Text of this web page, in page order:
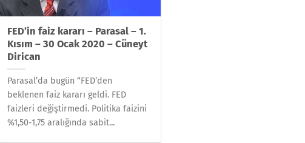
FED’in faiz kararı – Parasal – 1.
Kısım – 30 Ocak 2020 – Cüneyt
Dirican
Parasal’da bugün “FED’den
beklenen faiz kararı geldi. FED
faizleri değiştirmedi. Politika faizini
%1,50-1,75 aralığında sabit...